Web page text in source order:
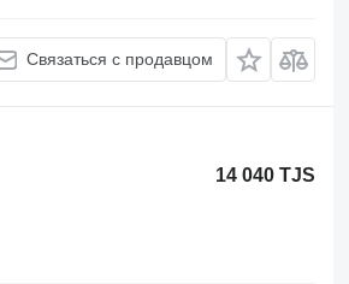
Связаться с продавцом
14 040 TJS